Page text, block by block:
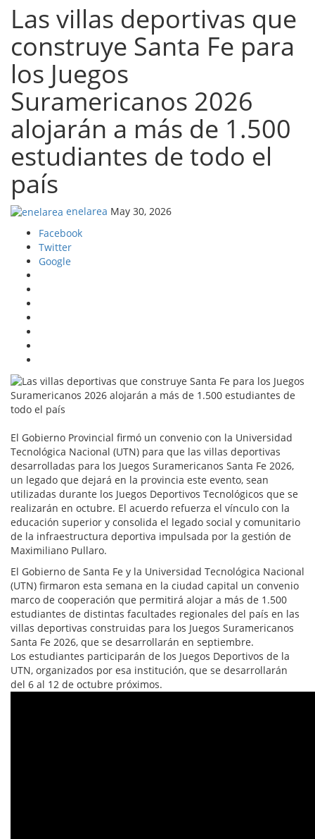
Las villas deportivas que
construye Santa Fe para
los Juegos
Suramericanos 2026
alojarán a más de 1.500
estudiantes de todo el
país
enelarea May 30, 2026
Facebook
Twitter
Google
El Gobierno Provincial firmó un convenio con la Universidad
Tecnológica Nacional (UTN) para que las villas deportivas
desarrolladas para los Juegos Suramericanos Santa Fe 2026,
un legado que dejará en la provincia este evento, sean
utilizadas durante los Juegos Deportivos Tecnológicos que se
realizarán en octubre. El acuerdo refuerza el vínculo con la
educación superior y consolida el legado social y comunitario
de la infraestructura deportiva impulsada por la gestión de
Maximiliano Pullaro.
El Gobierno de Santa Fe y la Universidad Tecnológica Nacional
(UTN) firmaron esta semana en la ciudad capital un convenio
marco de cooperación que permitirá alojar a más de 1.500
estudiantes de distintas facultades regionales del país en las
villas deportivas construidas para los Juegos Suramericanos
Santa Fe 2026, que se desarrollarán en septiembre.
Los estudiantes participarán de los Juegos Deportivos de la
UTN, organizados por esa institución, que se desarrollarán
del 6 al 12 de octubre próximos.